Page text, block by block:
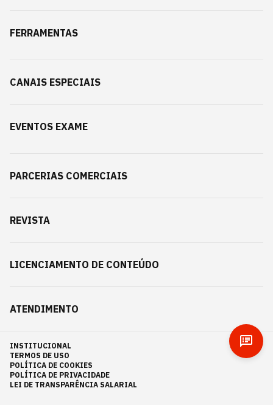
FERRAMENTAS
CANAIS ESPECIAIS
EVENTOS EXAME
PARCERIAS COMERCIAIS
REVISTA
LICENCIAMENTO DE CONTEÚDO
ATENDIMENTO
INSTITUCIONAL
TERMOS DE USO
POLÍTICA DE COOKIES
POLÍTICA DE PRIVACIDADE
LEI DE TRANSPARÊNCIA SALARIAL